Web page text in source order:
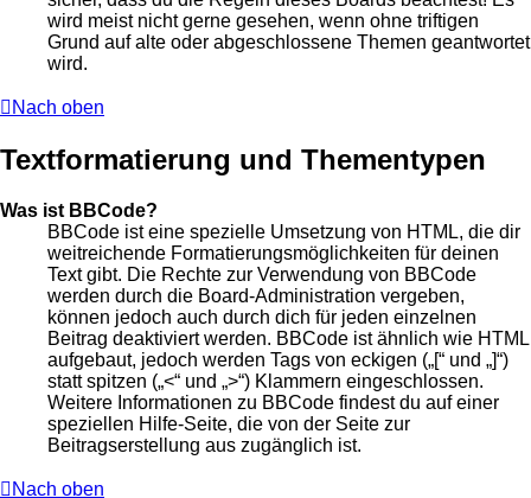
wird meist nicht gerne gesehen, wenn ohne triftigen
Grund auf alte oder abgeschlossene Themen geantwortet
wird.
Nach oben
Textformatierung und Thementypen
Was ist BBCode?
BBCode ist eine spezielle Umsetzung von HTML, die dir
weitreichende Formatierungsmöglichkeiten für deinen
Text gibt. Die Rechte zur Verwendung von BBCode
werden durch die Board-Administration vergeben,
können jedoch auch durch dich für jeden einzelnen
Beitrag deaktiviert werden. BBCode ist ähnlich wie HTML
aufgebaut, jedoch werden Tags von eckigen („[“ und „]“)
statt spitzen („<“ und „>“) Klammern eingeschlossen.
Weitere Informationen zu BBCode findest du auf einer
speziellen Hilfe-Seite, die von der Seite zur
Beitragserstellung aus zugänglich ist.
Nach oben